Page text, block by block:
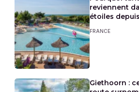
reviennent
étoiles
FRANCE
Giethoorn :